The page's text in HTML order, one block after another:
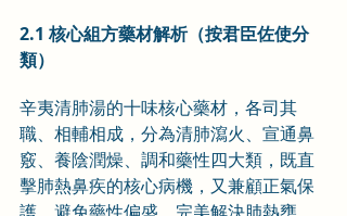
2.1 核心組方藥材解析（按君臣佐使分
類）
辛夷清肺湯的十味核心藥材，各司其
職、相輔相成，分為清肺瀉火、宣通鼻
竅、養陰潤燥、調和藥性四大類，既直
擊肺熱鼻疾的核心病機，又兼顧正氣保